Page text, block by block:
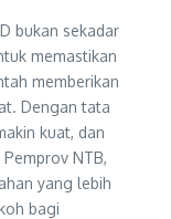
bukan sekadar
memastikan
memberikan
Dengan tata
kuat, dan
NTB,
yang lebih
bagi